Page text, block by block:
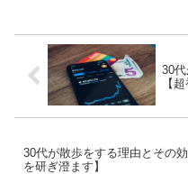
30
【
30代が散歩をする理由とその
を研ぎ澄ます】